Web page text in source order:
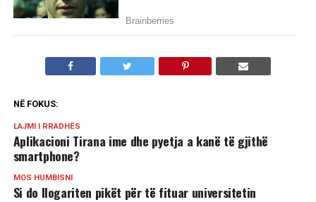
NË FOKUS:
LAJMI I RRADHËS
Aplikacioni Tirana ime dhe pyetja a kanë të gjithë
smartphone?
MOS HUMBISNI
Si do llogariten pikët për të fituar universitetin